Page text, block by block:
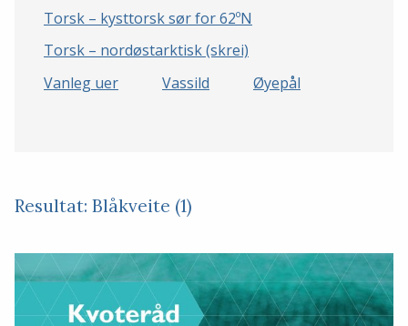
Torsk – kysttorsk sør for 62ºN
Torsk – nordøstarktisk (skrei)
Vanleg uer
Vassild Øyepål
Resultat: Blåkveite (1)